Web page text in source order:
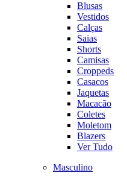
Blusas
Vestidos
Calças
Saias
Shorts
Camisas
Croppeds
Casacos
Jaquetas
Macacão
Coletes
Moletom
Blazers
Ver Tudo
Masculino